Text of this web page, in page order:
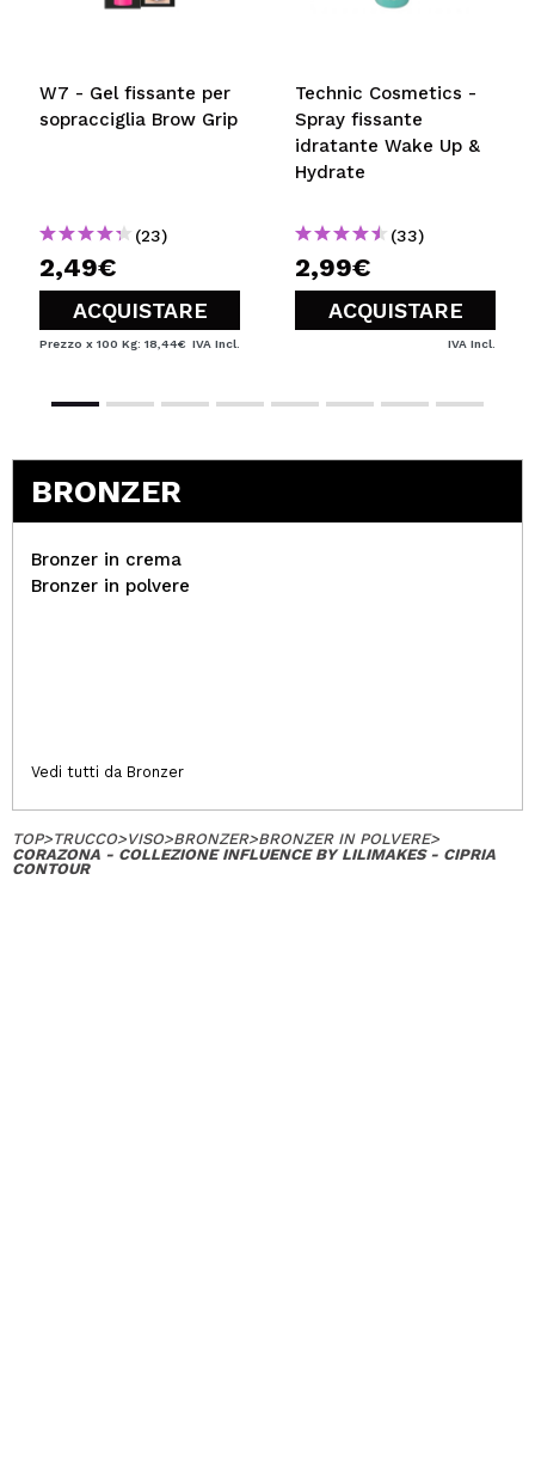
W7 - Gel fissante per
sopracciglia Brow Grip
(23)
2,49€
ACQUISTARE
Prezzo x 100 Kg: 18,44€ IVA Incl.
Technic Cosmetics -
Spray fissante
idratante Wake Up &
Hydrate
(33)
2,99€
ACQUISTARE
IVA Incl.
BRONZER
Bronzer in crema
Bronzer in polvere
Vedi tutti da Bronzer
TOP>TRUCCO>VISO>BRONZER>BRONZER IN POLVERE>
CORAZONA - COLLEZIONE INFLUENCE BY LILIMAKES - CIPRIA
CONTOUR